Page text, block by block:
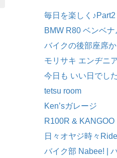
毎日を楽しく♪Part2
BMW R80 ベンベナ
バイクの後部座席か
モリサキ エンヂニ
今日も いい日でした
tetsu room
Ken’sガレージ
R100R & KANGOO
日々オヤジ時々
バイク部 Nabee! |